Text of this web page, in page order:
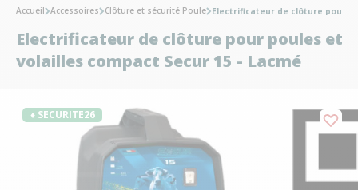
Accueil Accessoires Clôture et sécurité Poule Electrificateur de clôture pour
Electrificateur de clôture pour poules et
volailles compact Secur 15 - Lacmé
♦ SECURITE26